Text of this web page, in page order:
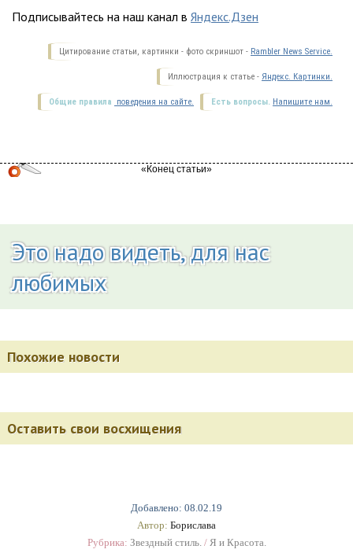
Добавлено: 08.02.19
Автор: Борислава
Рубрика: Звездный стиль./ Я и Красота.
Подписывайтесь на наш канал в Яндекс.Дзен
Цитирование статьи, картинки - фото скриншот - Rambler News Service.
Иллюстрация к статье - Яндекс. Картинки.
Есть вопросы. Напишите нам.
Общие правила поведения на сайте.
Это надо видеть, для нас
любимых
Похожие новости
Оставить свои восхищения